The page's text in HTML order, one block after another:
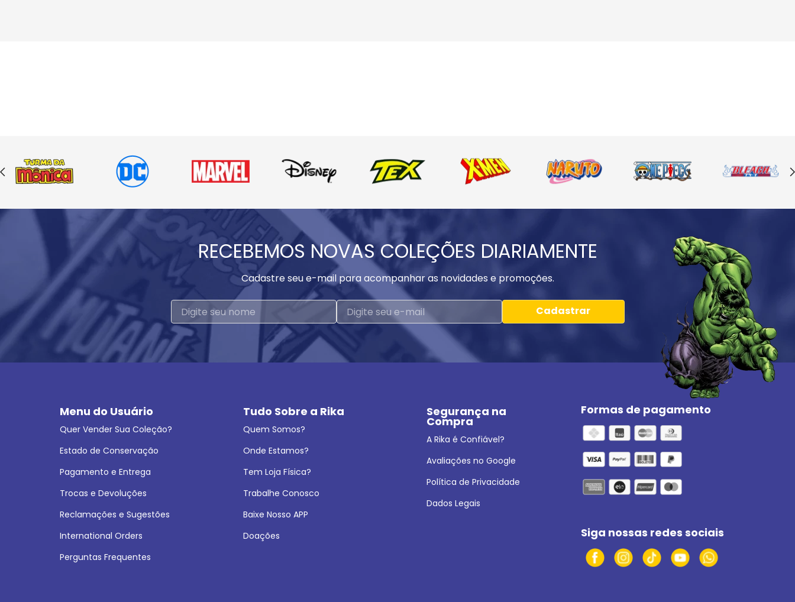
RECEBEMOS NOVAS COLEÇÕES DIARIAMENTE
Cadastre seu e-mail para acompanhar as novidades e promoções.
Cadastrar
Menu do Usuário
Quer Vender Sua Coleção?
Estado de Conservação
Pagamento e Entrega
Trocas e Devoluções
Reclamações e Sugestões
International Orders
Perguntas Frequentes
Tudo Sobre a Rika
Quem Somos?
Onde Estamos?
Tem Loja Física?
Trabalhe Conosco
Baixe Nosso APP
Doações
Segurança na
Compra
A Rika é Confiável?
Avaliações no Google
Política de Privacidade
Dados Legais
Formas de pagamento
Siga nossas redes sociais